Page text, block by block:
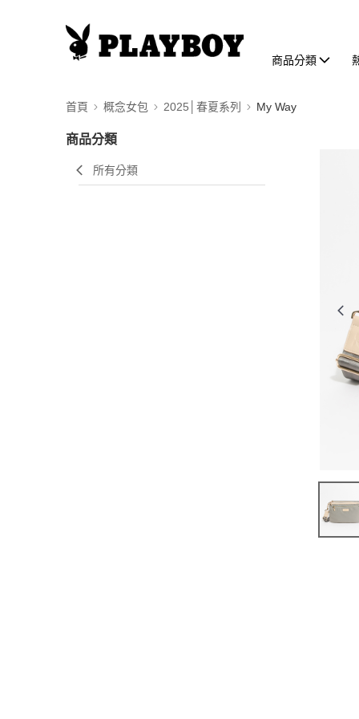
商品分類
首頁 概念女包 2025│春夏系列 My Way
商品分類
所有分類